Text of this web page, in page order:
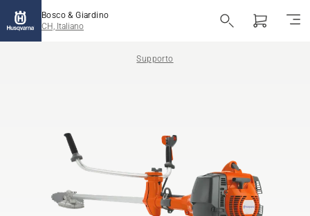
Bosco & Giardino
CH, Italiano
Supporto